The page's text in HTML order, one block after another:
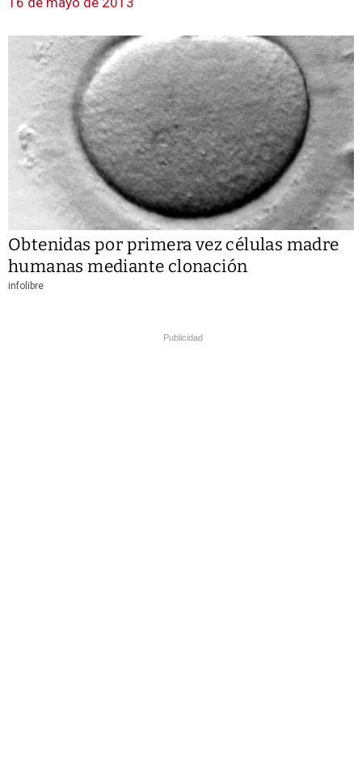
Obtenidas por primera vez células madre
humanas mediante clonación
infolibre
Publicidad